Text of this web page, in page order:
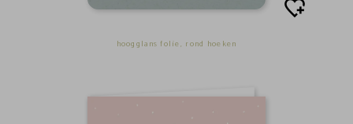
hoogglans folie, rond hoeken